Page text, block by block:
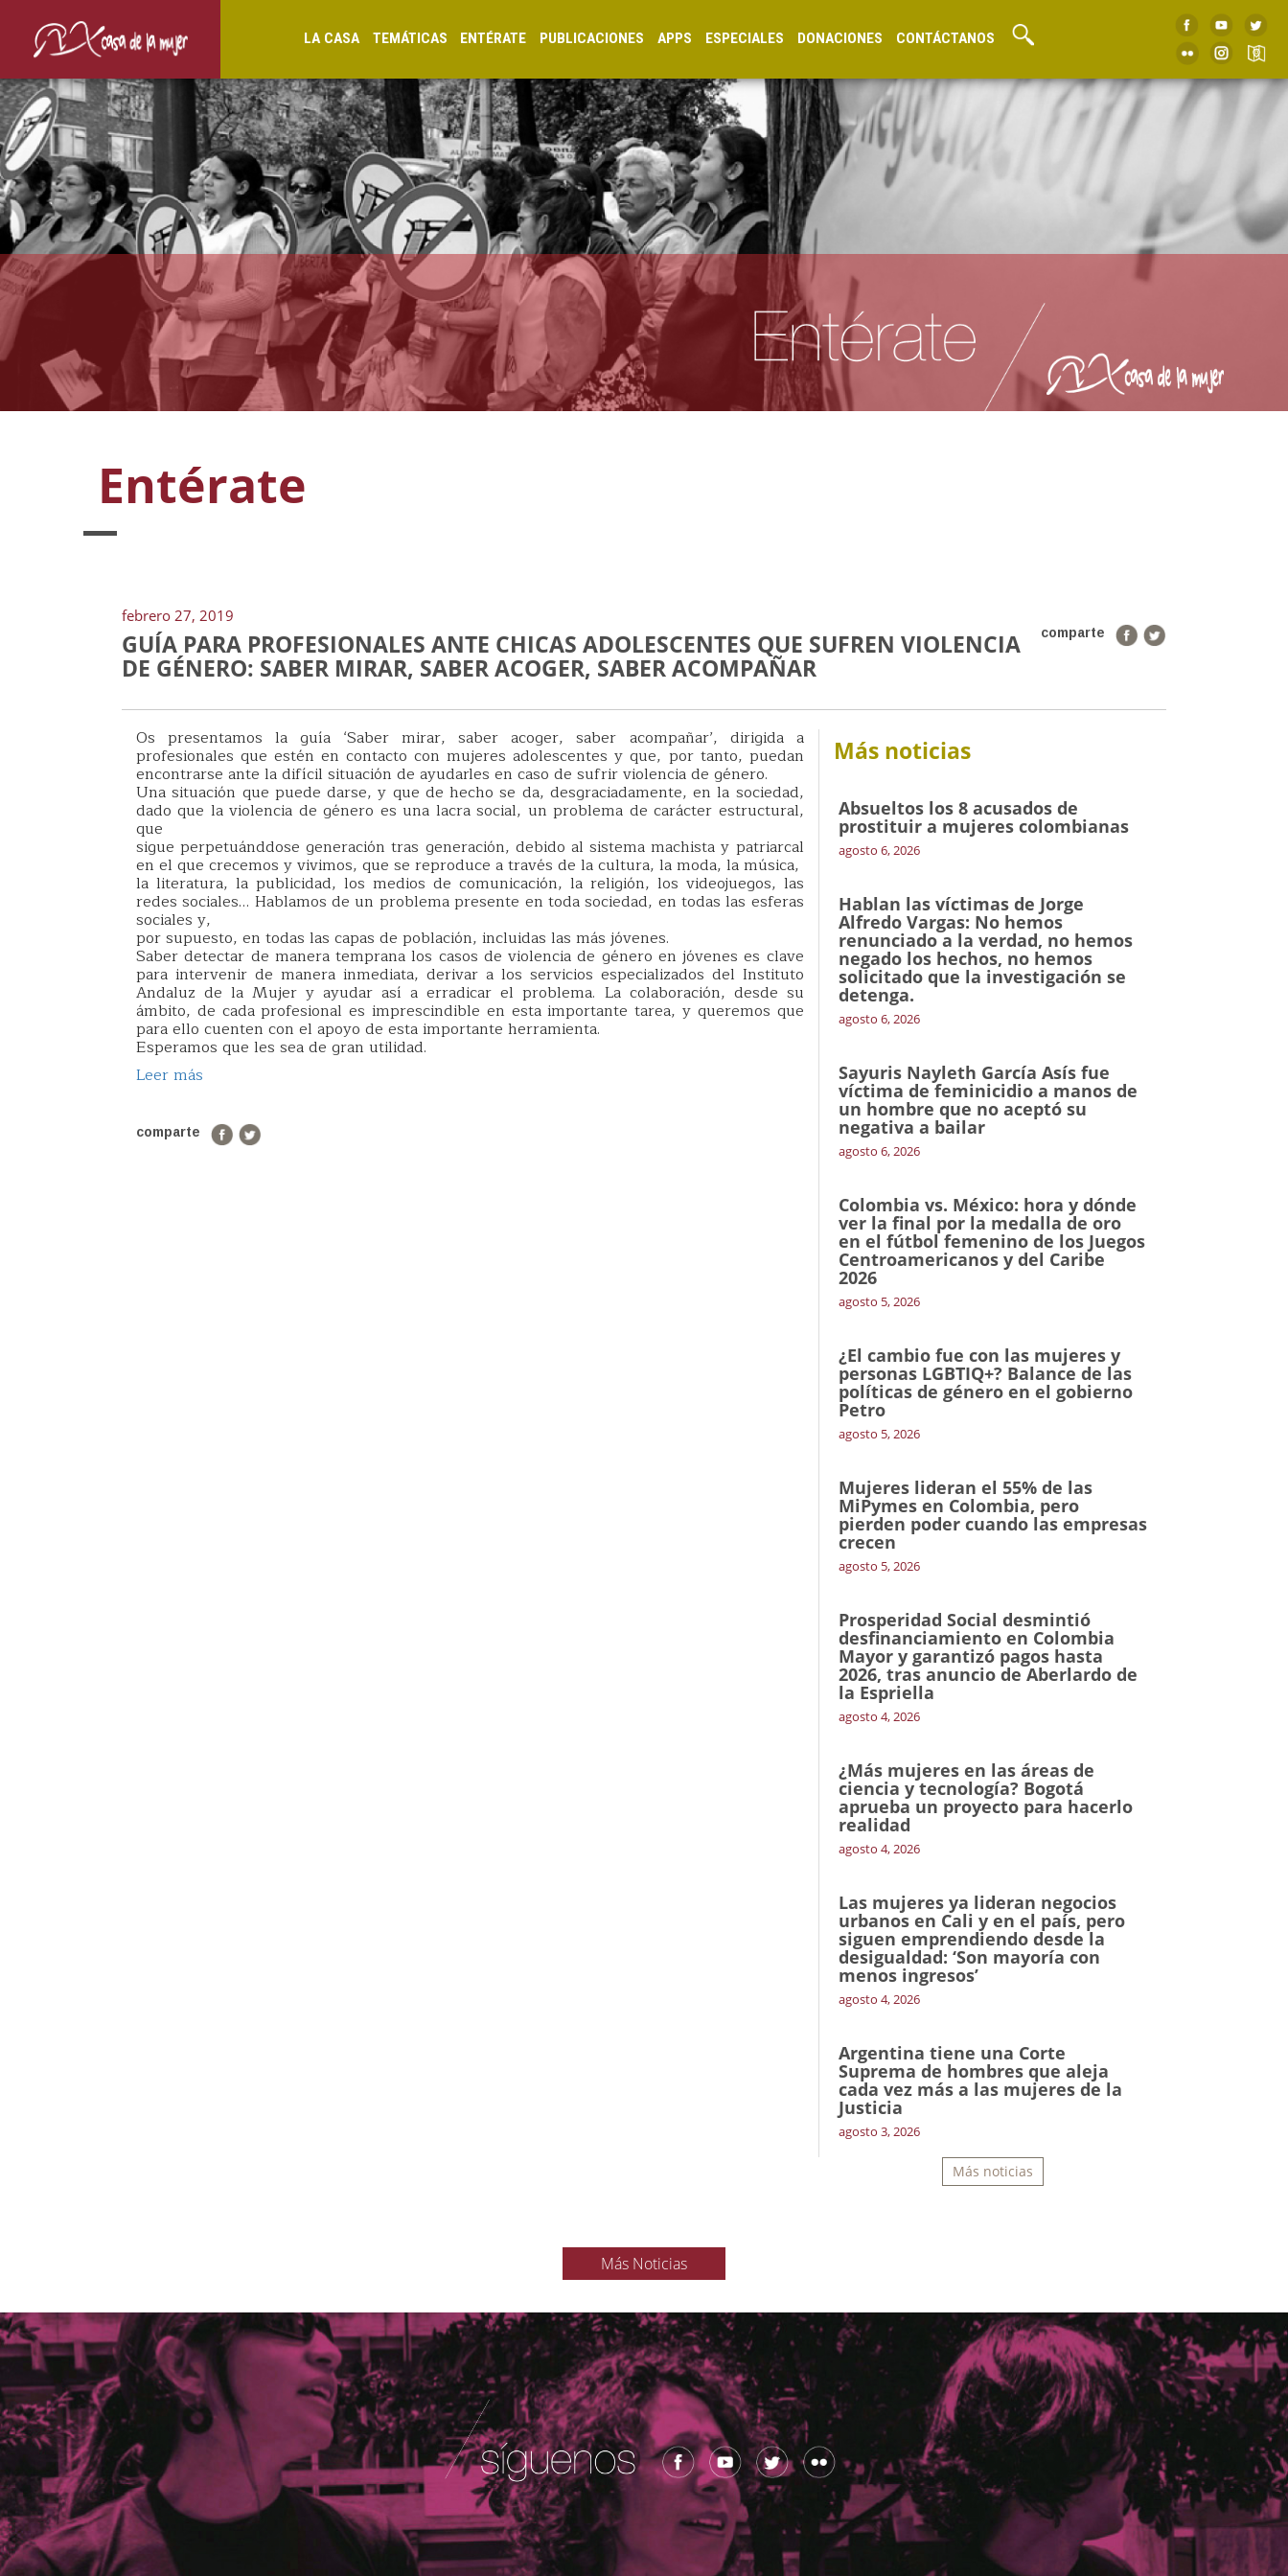
LA CASA TEMÁTICAS ENTÉRATE PUBLICACIONES APPS ESPECIALES DONACIONES CONTÁCTANOS
Entérate
febrero 27, 2019
comparte
GUÍA PARA PROFESIONALES ANTE CHICAS ADOLESCENTES QUE SUFREN VIOLENCIA
DE GÉNERO: SABER MIRAR, SABER ACOGER, SABER ACOMPAÑAR
Os presentamos la guía ‘Saber mirar, saber acoger, saber acompañar’, dirigida a
profesionales que estén en contacto con mujeres adolescentes y que, por tanto, puedan
encontrarse ante la difícil situación de ayudarles en caso de sufrir violencia de género.
Una situación que puede darse, y que de hecho se da, desgraciadamente, en la sociedad,
dado que la violencia de género es una lacra social, un problema de carácter estructural,
que
sigue perpetuánddose generación tras generación, debido al sistema machista y patriarcal
en el que crecemos y vivimos, que se reproduce a través de la cultura, la moda, la música,
la literatura, la publicidad, los medios de comunicación, la religión, los videojuegos, las
redes sociales… Hablamos de un problema presente en toda sociedad, en todas las esferas
sociales y,
por supuesto, en todas las capas de población, incluidas las más jóvenes.
Saber detectar de manera temprana los casos de violencia de género en jóvenes es clave
para intervenir de manera inmediata, derivar a los servicios especializados del Instituto
Andaluz de la Mujer y ayudar así a erradicar el problema. La colaboración, desde su
ámbito, de cada profesional es imprescindible en esta importante tarea, y queremos que
para ello cuenten con el apoyo de esta importante herramienta.
Esperamos que les sea de gran utilidad.
Leer más
comparte
Más noticias
Absueltos los 8 acusados de
prostituir a mujeres colombianas
agosto 6, 2026
Hablan las víctimas de Jorge
Alfredo Vargas: No hemos
renunciado a la verdad, no hemos
negado los hechos, no hemos
solicitado que la investigación se
detenga.
agosto 6, 2026
Sayuris Nayleth García Asís fue
víctima de feminicidio a manos de
un hombre que no aceptó su
negativa a bailar
agosto 6, 2026
Colombia vs. México: hora y dónde
ver la final por la medalla de oro
en el fútbol femenino de los Juegos
Centroamericanos y del Caribe
2026
agosto 5, 2026
¿El cambio fue con las mujeres y
personas LGBTIQ+? Balance de las
políticas de género en el gobierno
Petro
agosto 5, 2026
Mujeres lideran el 55% de las
MiPymes en Colombia, pero
pierden poder cuando las empresas
crecen
agosto 5, 2026
Prosperidad Social desmintió
desfinanciamiento en Colombia
Mayor y garantizó pagos hasta
2026, tras anuncio de Aberlardo de
la Espriella
agosto 4, 2026
¿Más mujeres en las áreas de
ciencia y tecnología? Bogotá
aprueba un proyecto para hacerlo
realidad
agosto 4, 2026
Las mujeres ya lideran negocios
urbanos en Cali y en el país, pero
siguen emprendiendo desde la
desigualdad: ‘Son mayoría con
menos ingresos’
agosto 4, 2026
Argentina tiene una Corte
Suprema de hombres que aleja
cada vez más a las mujeres de la
Justicia
agosto 3, 2026
Más noticias
Más Noticias